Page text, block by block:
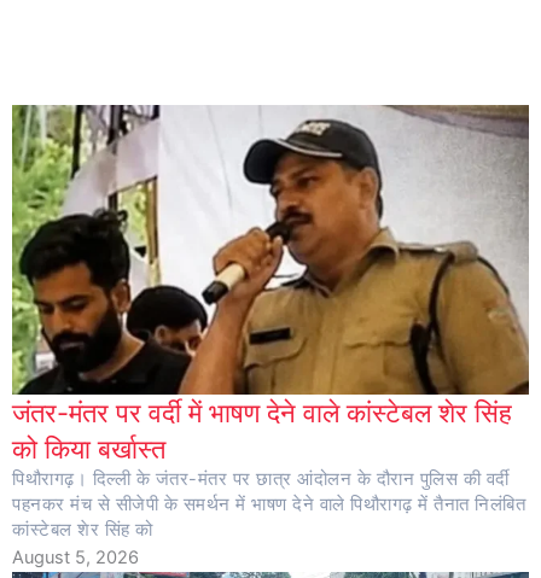
जंतर-मंतर पर वर्दी में भाषण देने वाले कांस्टेबल शेर सिंह
को किया बर्खास्त
पिथौरागढ़। दिल्ली के जंतर-मंतर पर छात्र आंदोलन के दौरान पुलिस की वर्दी
पहनकर मंच से सीजेपी के समर्थन में भाषण देने वाले पिथौरागढ़ में तैनात निलंबित
कांस्टेबल शेर सिंह को
August 5, 2026